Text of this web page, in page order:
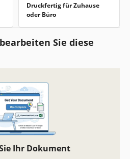
Druckfertig für Zuhause
oder Büro
Sie diese
Ihr Dokument